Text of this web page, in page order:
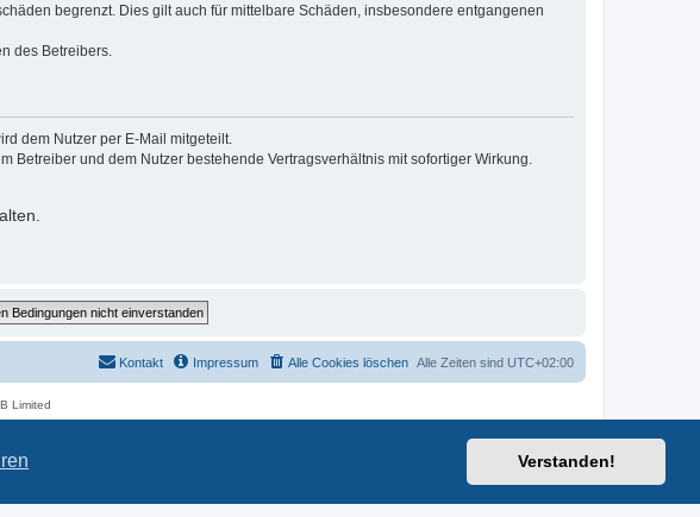
Verstanden!
begrenzt. Dies gilt auch für mittelbare Schäden, insbesondere entgangenen
des Betreibers.
dem Nutzer per E-Mail mitgeteilt.
Betreiber und dem Nutzer bestehende Vertragsverhältnis mit sofortiger Wirkung.
Alle Zeiten sind UTC+02:00
Alle Cookies löschen
Impressum
Kontakt
Limited